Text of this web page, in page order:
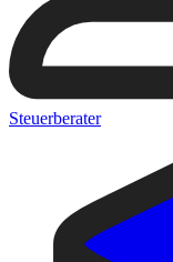
Steuerberater